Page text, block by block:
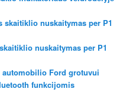
skaitiklio nuskaitymas per P1
nuskaitymas per P1
Ford grotuvui
funkcijomis